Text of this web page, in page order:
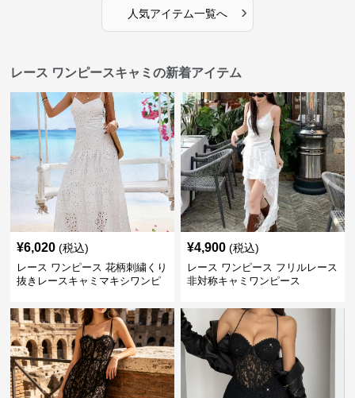
人気アイテム一覧へ ›
レース ワンピースキャミの新着アイテム
¥6,020 (税込)
レース ワンピース 花柄刺繍くり
抜きレースキャミマキシワンピ
¥4,900 (税込)
レース ワンピース フリルレース
非対称キャミワンピース